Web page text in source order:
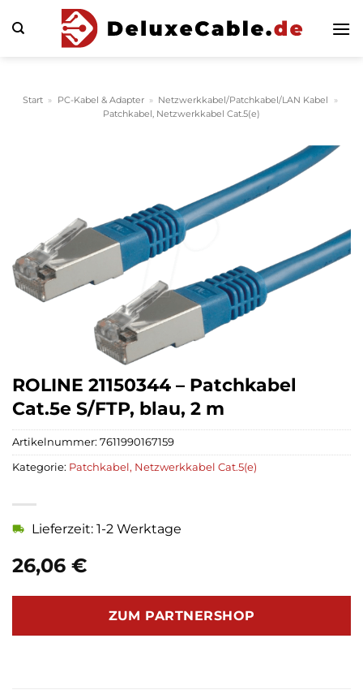
Inhalt
Start » PC-Kabel & Adapter » Netzwerkkabel/Patchkabel/LAN Kabel
»
Patchkabel, Netzwerkkabel Cat.5(e)
ROLINE 21150344 – Patchkabel
Cat.5e S/FTP, blau, 2 m
26,06 €
Lieferzeit: 1-2 Werktage
ZUM PARTNERSHOP
Artikelnummer: 7611990167159
Kategorie: Patchkabel, Netzwerkkabel Cat.5(e)